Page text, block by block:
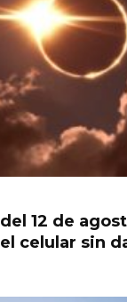
12 de
celular sin